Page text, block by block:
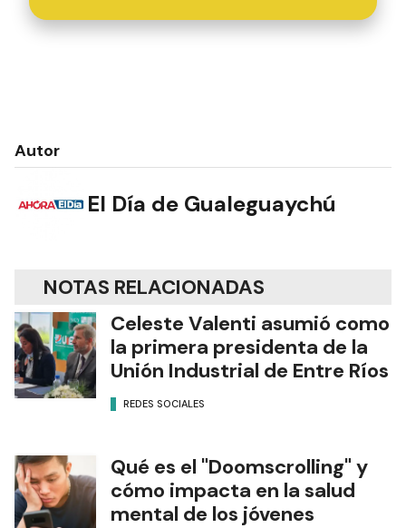
Autor
El Día de Gualeguaychú
NOTAS RELACIONADAS
Celeste Valenti asumió como
la primera presidenta de la
Unión Industrial de Entre Ríos
REDES SOCIALES
Qué es el "Doomscrolling" y
cómo impacta en la salud
mental de los jóvenes